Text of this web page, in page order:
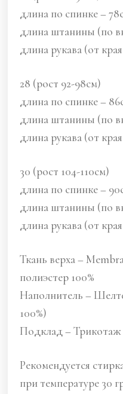
длина по спинке –
длина штанины (по
длина рукава (от
28 (рост 92-98см)
длина по спинке –
длина штанины (по
длина рукава (от
30 (рост 104-110см)
длина по спинке –
длина штанины (по
длина рукава (от
Ткань верха –
полиэстер 100%
Наполнитель –
100%)
Подклад – Трикотаж
Рекомендуется
при температуре 30